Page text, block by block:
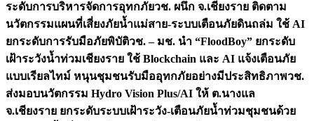
ระดับการบริหารจัดการอุทกภัยวช. ผนึก จ.เชียงราย ติดตาม
นวัตกรรมแผนที่เสี่ยงภัยน้ำแม่สาย-ระบบเตือนภัยดินถล่ม ใช้ AI
ยกระดับการรับมือภัยพิบัติวช. – มช. นำ “FloodBoy” ยกระดับ
เฝ้าระวังน้ำท่วมเชียงราย ใช้ Blockchain และ AI แจ้งเตือนภัย
แบบเรียลไทม์ หนุนชุมชนรับมืออุทกภัยอย่างมีประสิทธิภาพวช.
ส่งมอบนวัตกรรม Hydro Vision Plus/AI ให้ ต.นางแล
จ.เชียงราย ยกระดับระบบเฝ้าระวัง-เตือนภัยน้ำท่วมชุมชนด้วย